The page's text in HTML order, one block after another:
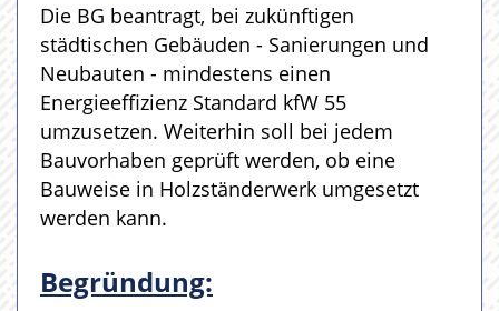
Die BG beantragt, bei zukünftigen
städtischen Gebäuden - Sanierungen und
Neubauten - mindestens einen
Energieeffizienz Standard kfW 55
umzusetzen. Weiterhin soll bei jedem
Bauvorhaben geprüft werden, ob eine
Bauweise in Holzständerwerk umgesetzt
werden kann.
Begründung: